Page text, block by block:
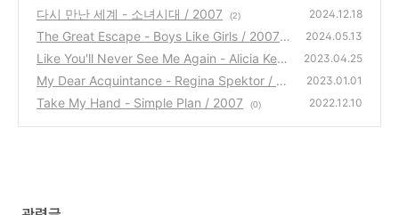
다시 만난 세계 - 소녀시대 / 2007 (2) 2024.12.18
The Great Escape - Boys Like Girls / 2007
(0)
2024.05.13
Like You'll Never See Me Again - Alicia Keys
/ 2007
(0)
2023.04.25
My Dear Acquintance - Regina Spektor / 20
07
(0)
2023.01.01
Take My Hand - Simple Plan / 2007 (0) 2022.12.10